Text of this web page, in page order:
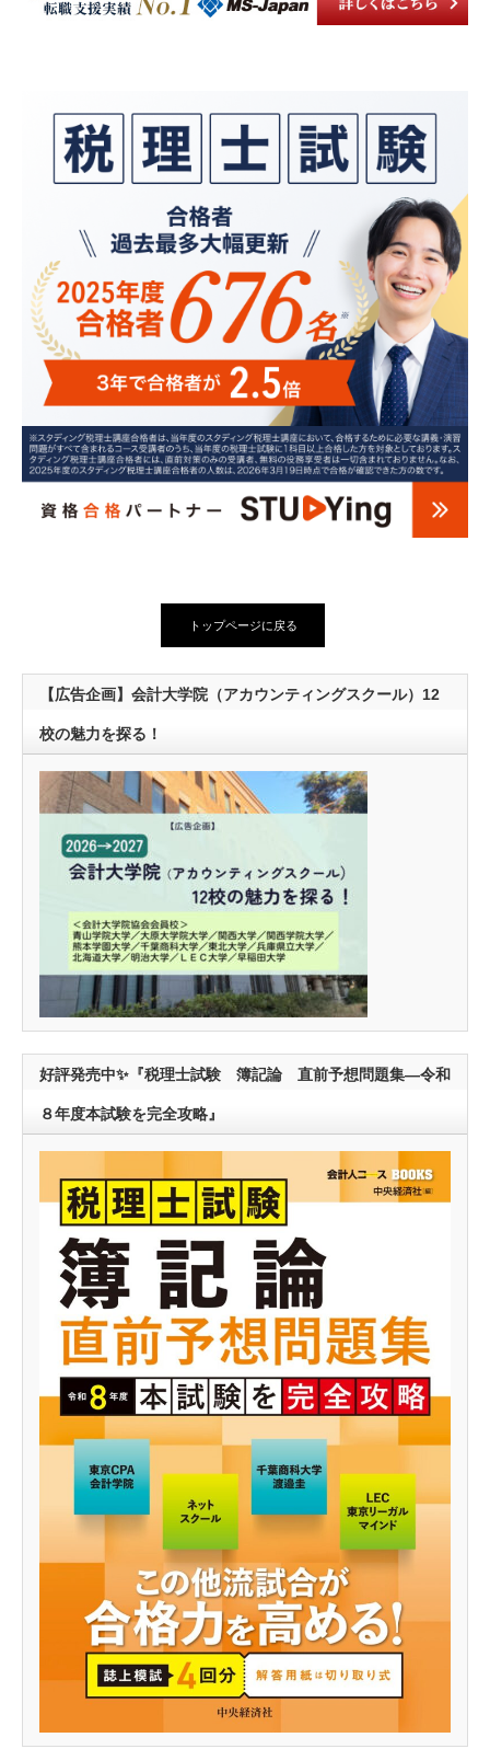
トップページに戻る
【広告企画】会計大学院（アカウンティングスクール）12
校の魅力を探る！
好評発売中✨『税理士試験 簿記論 直前予想問題集―令和
８年度本試験を完全攻略』